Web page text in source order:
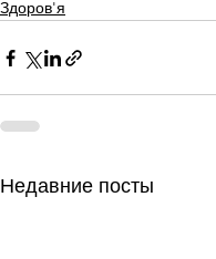
Здоров'я
Недавние посты